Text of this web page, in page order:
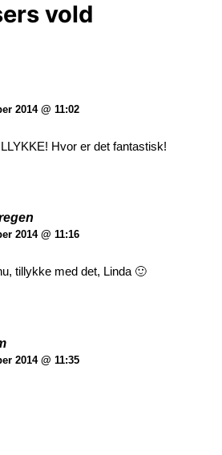
vold
2014 @ 11:02
Hvor er det fantastisk!
2014 @ 11:16
tillykke med det, Linda 🙂
2014 @ 11:35